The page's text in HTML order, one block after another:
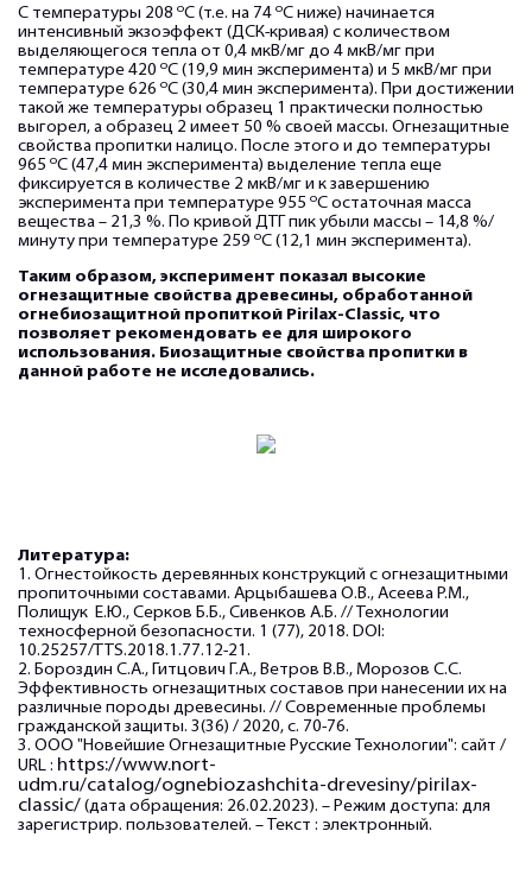
С температуры 208 оС (т.е. на 74 оС ниже) начинается
интенсивный экзоэффект (ДСК-кривая) с количеством
выделяющегося тепла от 0,4 мкВ/мг до 4 мкВ/мг при
температуре 420 оС (19,9 мин эксперимента) и 5 мкВ/мг при
температуре 626 оС (30,4 мин эксперимента). При достижении
такой же температуры образец 1 практически полностью
выгорел, а образец 2 имеет 50 % своей массы. Огнезащитные
свойства пропитки налицо. После этого и до температуры
965 оС (47,4 мин эксперимента) выделение тепла еще
фиксируется в количестве 2 мкВ/мг и к завершению
эксперимента при температуре 955 оС остаточная масса
вещества – 21,3 %. По кривой ДТГ пик убыли массы – 14,8 %/
минуту при температуре 259 оС (12,1 мин эксперимента).
Таким образом, эксперимент показал высокие
огнезащитные свойства древесины, обработанной
огнебиозащитной пропиткой Pirilax-Classic, что
позволяет рекомендовать ее для широкого
использования. Биозащитные свойства пропитки в
данной работе не исследовались.
Литература:
1. Огнестойкость деревянных конструкций с огнезащитными
пропиточными составами. Арцыбашева О.В., Асеева Р.М.,
Полищук Е.Ю., Серков Б.Б., Сивенков А.Б. // Технологии
техносферной безопасности. 1 (77), 2018. DOI:
10.25257/TTS.2018.1.77.12-21.
2. Бороздин С.А., Гитцович Г.А., Ветров В.В., Морозов С.С.
Эффективность огнезащитных составов при нанесении их на
различные породы древесины. // Современные проблемы
гражданской защиты. 3(36) / 2020, с. 70-76.
3. ООО "Новейшие Огнезащитные Русские Технологии": сайт /
URL : https://www.nort-
udm.ru/catalog/ognebiozashchita-drevesiny/pirilax-
classic/ (дата обращения: 26.02.2023). – Режим доступа: для
зарегистрир. пользователей. – Текст : электронный.